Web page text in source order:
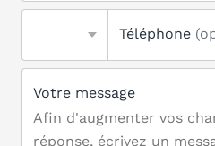
Téléphone
Votre message